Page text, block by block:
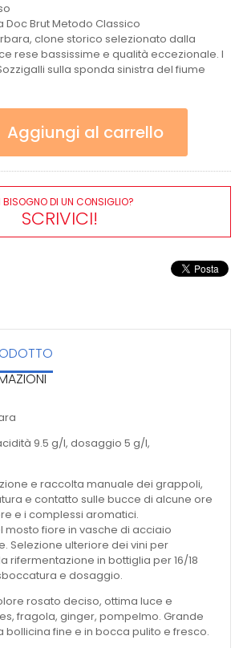
Doc Brut Metodo Classico
clone storico selezionato dalla
rese bassissime e qualità eccezionale. I
sulla sponda sinistra del fiume
Aggiungi al carrello
BISOGNO DI UN CONSIGLIO?
SCRIVICI!
9.5 g/l, dosaggio 5 g/l,
e raccolta manuale dei grappoli,
e contatto sulle bucce di alcune ore
e i complessi aromatici.
mosto fiore in vasche di acciaio
Selezione ulteriore dei vini per
rifermentazione in bottiglia per 16/18
e dosaggio.
rosato deciso, ottima luce e
fragola, ginger, pompelmo. Grande
bollicina fine e in bocca pulito e fresco.